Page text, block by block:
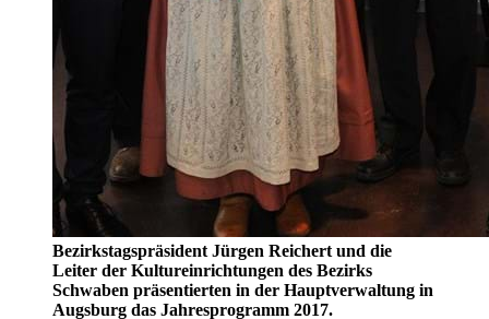
Bezirkstagspräsident Jürgen Reichert und die
Leiter der Kultureinrichtungen des Bezirks
Schwaben präsentierten in der Hauptverwaltung in
Augsburg das Jahresprogramm 2017.